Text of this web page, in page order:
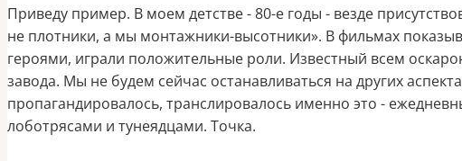
Приведу пример. В моем детстве - 80-е годы - везде
не плотники, а мы монтажники-высотники». В фильмах
героями, играли положительные роли. Известный всем
завода. Мы не будем сейчас останавливаться на других
пропагандировалось, транслировалось именно это -
лоботрясами и тунеядцами. Точка.